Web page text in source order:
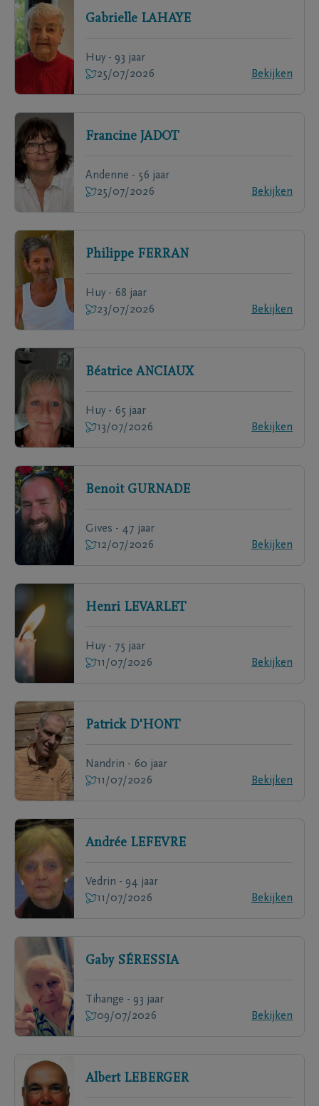
Gabrielle LAHAYE
Huy - 93 jaar
25/07/2026
Bekijken
Francine JADOT
Andenne - 56 jaar
25/07/2026
Bekijken
Philippe FERRAN
Huy - 68 jaar
23/07/2026
Bekijken
Béatrice ANCIAUX
Huy - 65 jaar
13/07/2026
Bekijken
Benoit GURNADE
Gives - 47 jaar
12/07/2026
Bekijken
Henri LEVARLET
Huy - 75 jaar
11/07/2026
Bekijken
Patrick D'HONT
Nandrin - 60 jaar
11/07/2026
Bekijken
Andrée LEFEVRE
Vedrin - 94 jaar
11/07/2026
Bekijken
Gaby SÉRESSIA
Tihange - 93 jaar
09/07/2026
Bekijken
Albert LEBERGER